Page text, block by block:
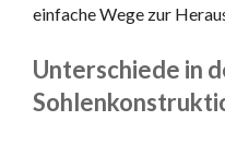
einfache Wege zur
Unterschiede in